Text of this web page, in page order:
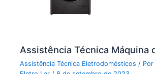
Assistência Técnica Máquina
Assistência Técnica Eletrodomésticos /